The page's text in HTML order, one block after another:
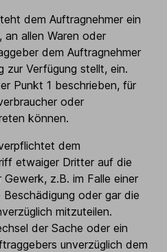
dem Auftragnehmer ein
allen Waren oder
dem Auftragnehmer
zur Verfügung stellt, ein.
Punkt 1 beschrieben, für
oder
können.
dem
etwaiger Dritter auf die
z.B. im Falle einer
oder gar die
mitzuteilen.
der Sache oder ein
unverzüglich dem